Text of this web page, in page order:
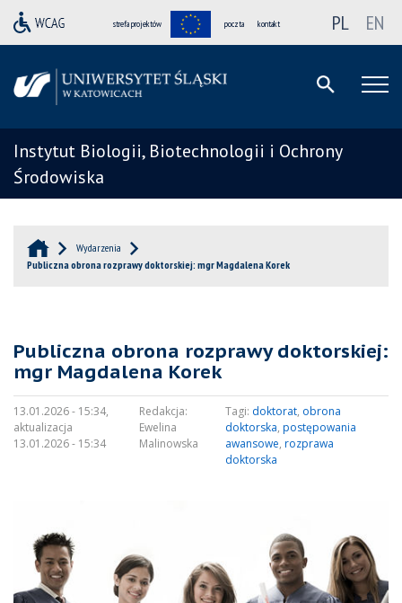
strefa projektów poczta kontakt PL EN
Instytut Biologii, Biotechnologii i Ochrony
Środowiska
Wydarzenia
Publiczna obrona rozprawy doktorskiej: mgr Magdalena Korek
Publiczna obrona rozprawy doktorskiej:
mgr Magdalena Korek
13.01.2026 - 15:34,
aktualizacja
13.01.2026 - 15:34
Redakcja:
Ewelina
Malinowska
Tagi: doktorat, obrona
doktorska,postępowania
awansowe,rozprawa
doktorska